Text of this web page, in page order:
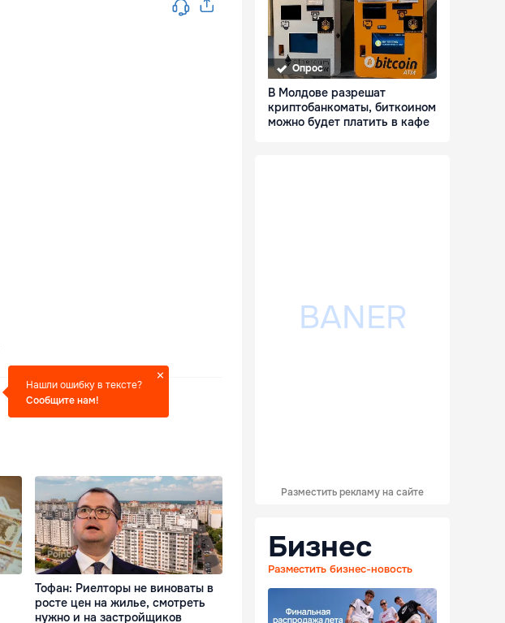
Нашли ошибку в тексте?
Сообщите нам!
Тофан: Риелторы не виноваты в
росте цен на жилье, смотреть
нужно и на застройщиков
Опрос
В Молдове разрешат
криптобанкоматы, биткоином
можно будет платить в кафе
Разместить рекламу на сайте
Бизнес
Разместить бизнес-новость